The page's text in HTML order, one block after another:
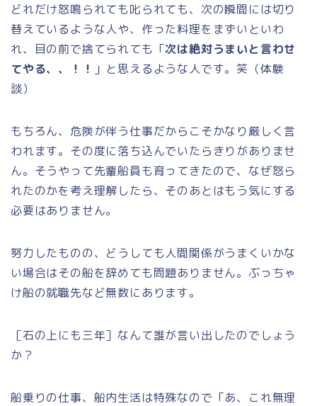
どれだけ怒鳴られても叱られても、次の瞬間には切り
替えているような人や、作った料理をまずいといわ
れ、目の前で捨てられても「次は絶対うまいと言わせ
てやる、、！！ 」と思えるような人です。笑（体験
談）
もちろん、危険が伴う仕事だからこそかなり厳しく言
われます。その度に落ち込んでいたらきりがありませ
ん。そうやって先輩船員も育ってきたので、なぜ怒ら
れたのかを考え理解したら、そのあとはもう気にする
必要はありません。
努力したものの、どうしても人間関係がうまくいかな
い場合はその船を辞めても問題ありません。ぶっちゃ
け船の就職先など無数にあります。
［石の上にも三年］なんて誰が言い出したのでしょう
か？
船乗りの仕事、船内生活は特殊なので「あ、これ無理